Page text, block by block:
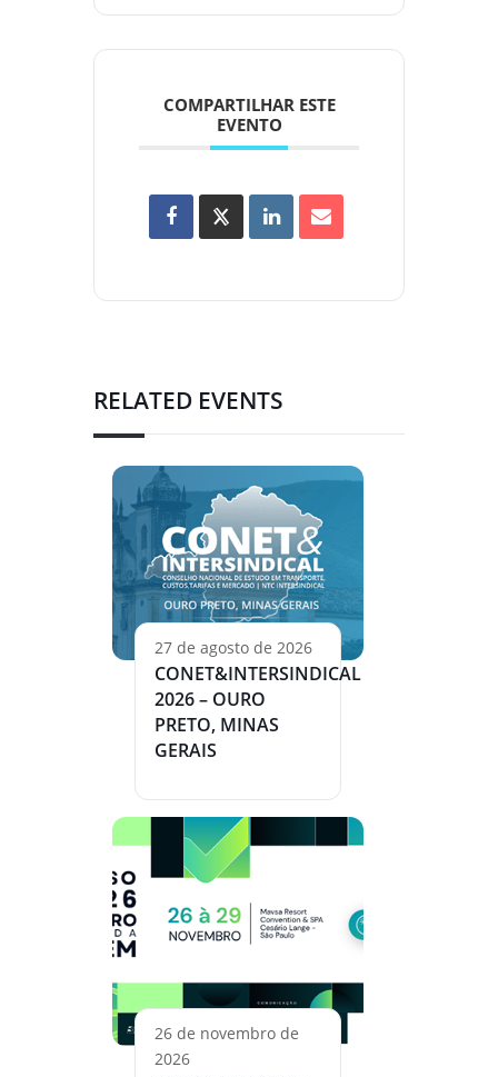
COMPARTILHAR ESTE
EVENTO
RELATED EVENTS
27 de agosto de 2026
CONET&INTERSINDICAL
2026 – OURO
PRETO, MINAS
GERAIS
26 de novembro de
2026